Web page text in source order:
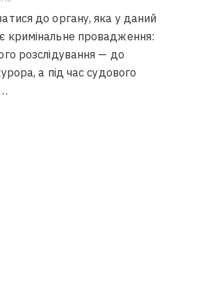
до органу, яка у даний
кримінальне провадження:
розслідування — до
а під час судового